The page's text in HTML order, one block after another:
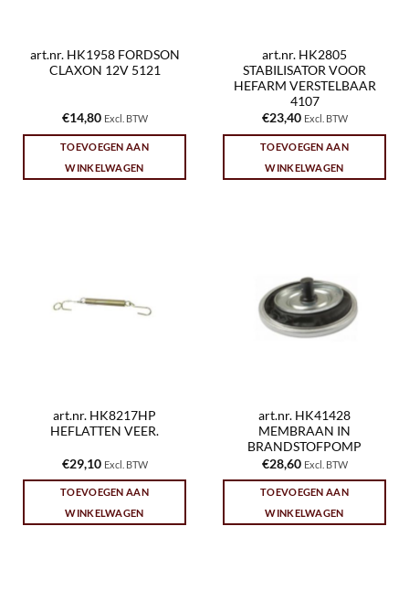
art.nr. HK1958 FORDSON
CLAXON 12V 5121
€14,80 Excl. BTW
TOEVOEGEN AAN
WINKELWAGEN
art.nr. HK2805
STABILISATOR VOOR
HEFARM VERSTELBAAR
4107
€23,40 Excl. BTW
TOEVOEGEN AAN
WINKELWAGEN
art.nr. HK8217HP
HEFLATTEN VEER.
€29,10 Excl. BTW
TOEVOEGEN AAN
WINKELWAGEN
art.nr. HK41428
MEMBRAAN IN
BRANDSTOFPOMP
€28,60 Excl. BTW
TOEVOEGEN AAN
WINKELWAGEN